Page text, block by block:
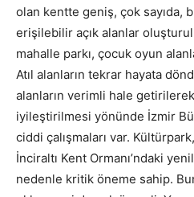
olan kentte geniş, çok sayıda,
erişilebilir açık alanlar
mahalle parkı, çocuk oyun
Atıl alanların tekrar hayata
alanların verimli hale
iyileştirilmesi yönünde İzmir
ciddi çalışmaları var.
İnciraltı Kent Ormanı’ndaki
nedenle kritik öneme sahip.